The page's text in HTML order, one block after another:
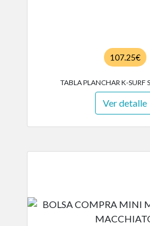
107.25€
TABLA PLANCHAR K-SURF
Ver detalle